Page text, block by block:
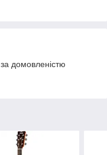
домовленістю